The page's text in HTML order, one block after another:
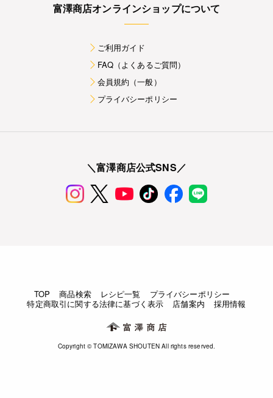
富澤商店オンラインショップについて
ご利用ガイド
FAQ（よくあるご質問）
会員規約（一般）
プライバシーポリシー
＼富澤商店公式SNS／
TOP 商品検索 レシピ一覧
プライバシーポリシー
特定商取引に関する法律に基づく表示
店舗案内 採用情報
Copyright © TOMIZAWA SHOUTEN All rights reserved.